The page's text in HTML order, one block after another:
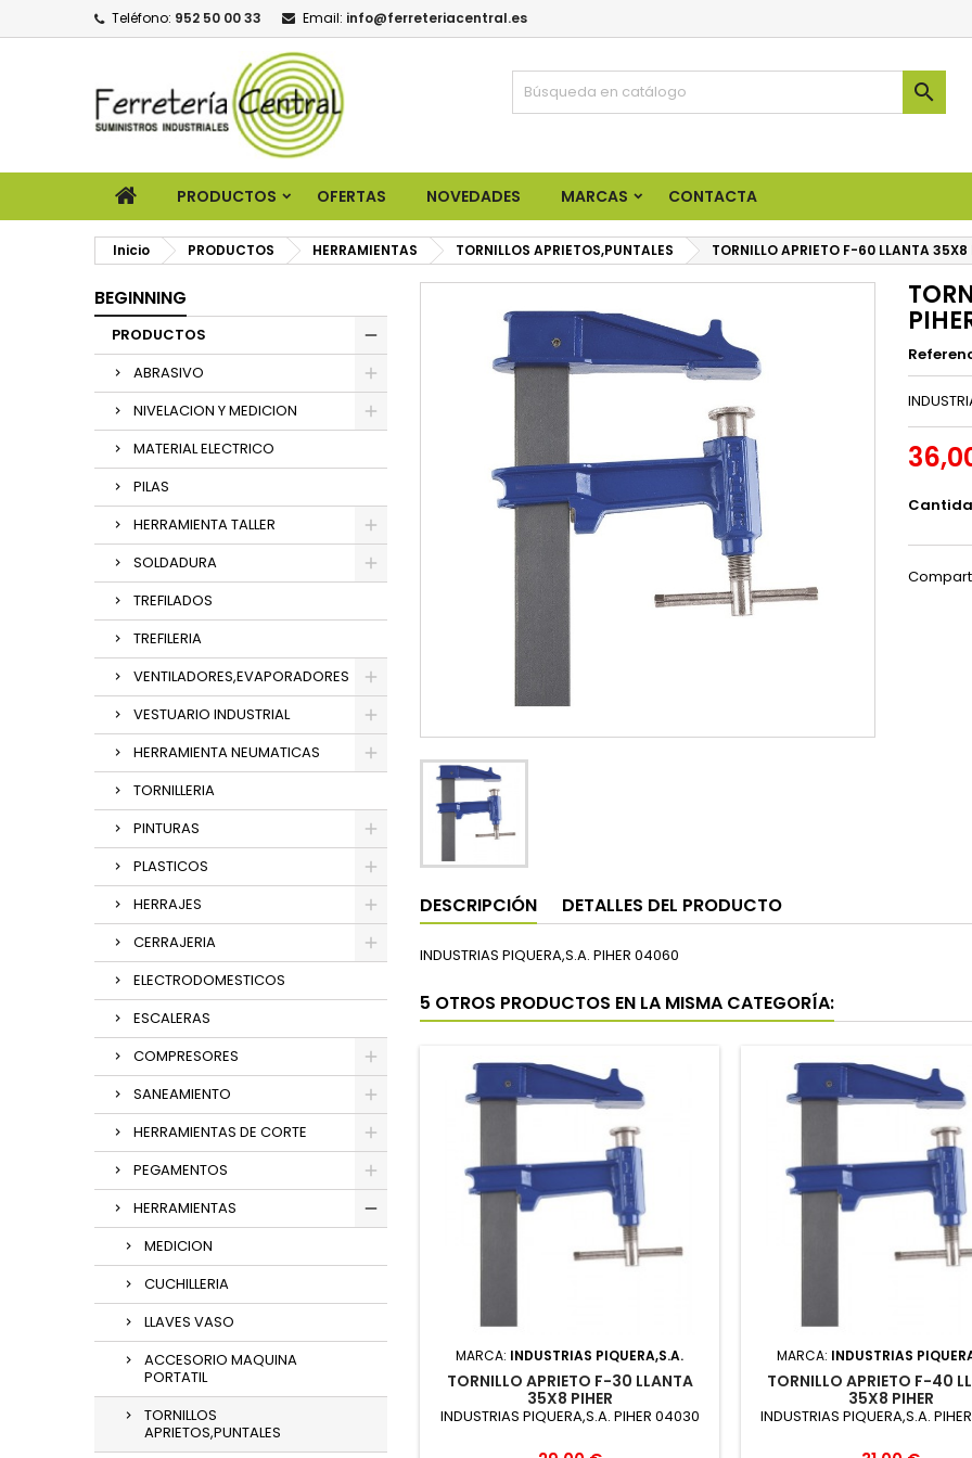
Teléfono: 952 50 00 33 Email: info@ferreteriacentral.es

PRODUCTOS OFERTAS NOVEDADES MARCAS CONTACTA
Inicio PRODUCTOS HERRAMIENTAS TORNILLOS APRIETOS,PUNTALES TORNILLO APRIETO F-60 LLANTA 35X8
BEGINNING
PRODUCTOS
ABRASIVO
NIVELACION Y MEDICION
MATERIAL ELECTRICO
PILAS
HERRAMIENTA TALLER
SOLDADURA
TREFILADOS
TREFILERIA
VENTILADORES,EVAPORADORES
VESTUARIO INDUSTRIAL
HERRAMIENTA NEUMATICAS
TORNILLERIA
PINTURAS
PLASTICOS
HERRAJES
CERRAJERIA
ELECTRODOMESTICOS
ESCALERAS
COMPRESORES
SANEAMIENTO
HERRAMIENTAS DE CORTE
PEGAMENTOS
HERRAMIENTAS
MEDICION
CUCHILLERIA
LLAVES VASO
ACCESORIO MAQUINA
PORTATIL
TORNILLOS
APRIETOS,PUNTALES
DESCRIPCIÓN DETALLES DEL PRODUCTO
INDUSTRIAS PIQUERA,S.A. PIHER 04060
5 OTROS PRODUCTOS EN LA MISMA CATEGORÍA:
MARCA: INDUSTRIAS PIQUERA,S.A.
TORNILLO APRIETO F-30 LLANTA
35X8 PIHER
INDUSTRIAS PIQUERA,S.A. PIHER 04030
MARCA: INDUSTRIAS
TORNILLO APRIETO F-40
35X8 PIHER
INDUSTRIAS PIQUERA,S.A.